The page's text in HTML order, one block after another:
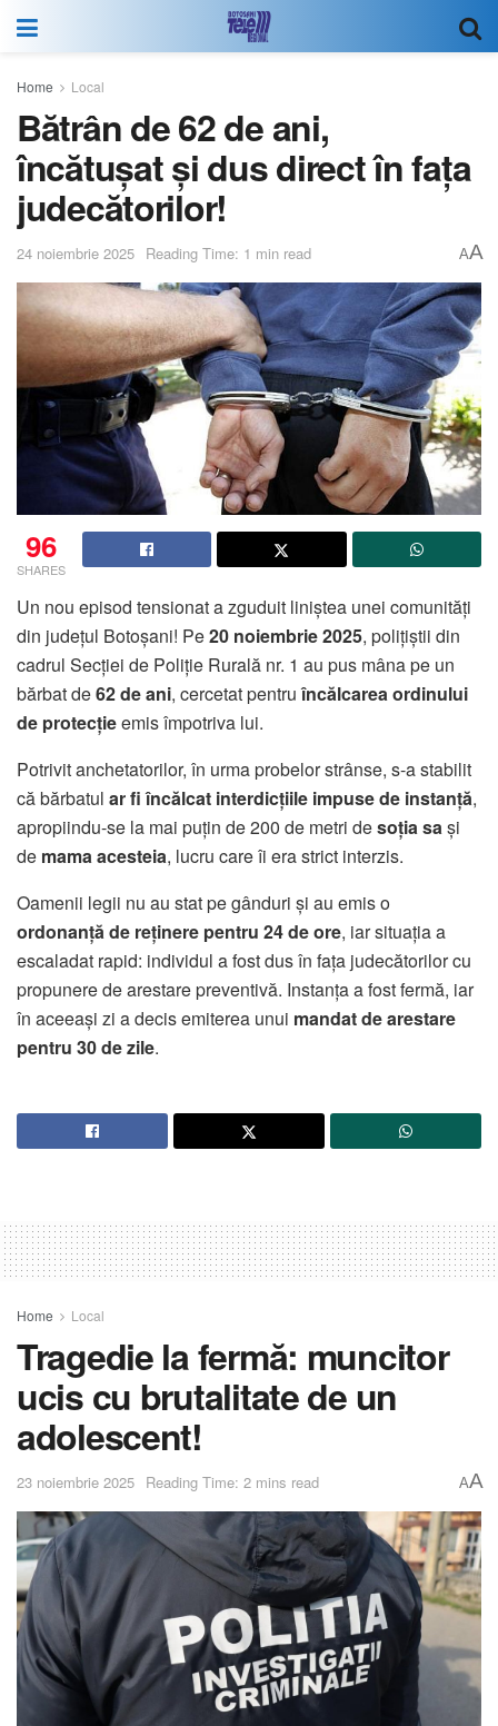
Home Local
Bătrân de 62 de ani,
încătușat și dus direct în fața
judecătorilor!
24 noiembrie 2025 Reading Time: 1 min read AA
96
SHARES
Un nou episod tensionat a zguduit liniștea unei comunități
din județul Botoșani! Pe20 noiembrie 2025, polițiștii din
cadrul Secției de Poliție Rurală nr. 1 au pus mâna pe un
bărbat de62 de ani, cercetat pentruîncălcarea ordinului
de protecțieemis împotriva lui.
Potrivit anchetatorilor, în urma probelor strânse, s-a stabilit
că bărbatul ar fi încălcat interdicțiile impuse de instanță,
apropiindu-se la mai puțin de 200 de metri desoția sași
de mama acesteia, lucru care îi era strict interzis.
Oamenii legii nu au stat pe gânduri și au emis o
ordonanță de reținere pentru 24 de ore, iar situația a
escaladat rapid: individul a fost dus în fața judecătorilor cu
propunere de arestare preventivă. Instanța a fost fermă, iar
în aceeași zi a decis emiterea unui mandat de arestare
pentru 30 de zile.
Home Local
Tragedie la fermă: muncitor
ucis cu brutalitate de un
adolescent!
23 noiembrie 2025 Reading Time: 2 mins read AA